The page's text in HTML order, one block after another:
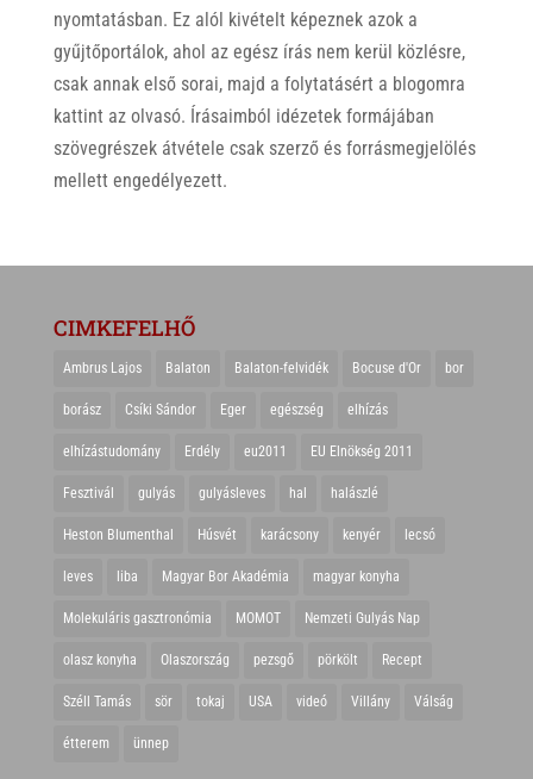
nyomtatásban. Ez alól kivételt képeznek azok a
gyűjtőportálok, ahol az egész írás nem kerül közlésre,
csak annak első sorai, majd a folytatásért a blogomra
kattint az olvasó. Írásaimból idézetek formájában
szövegrészek átvétele csak szerző és forrásmegjelölés
mellett engedélyezett.
CIMKEFELHŐ
Ambrus Lajos Balaton Balaton-felvidék Bocuse d'Or bor
borász Csíki Sándor Eger egészség elhízás
elhízástudomány Erdély eu2011 EU Elnökség 2011
Fesztivál gulyás gulyásleves hal halászlé
Heston Blumenthal Húsvét karácsony kenyér lecsó
leves liba Magyar Bor Akadémia magyar konyha
Molekuláris gasztronómia MOMOT Nemzeti Gulyás Nap
olasz konyha Olaszország pezsgő pörkölt Recept
Széll Tamás sör tokaj USA videó Villány Válság
étterem ünnep